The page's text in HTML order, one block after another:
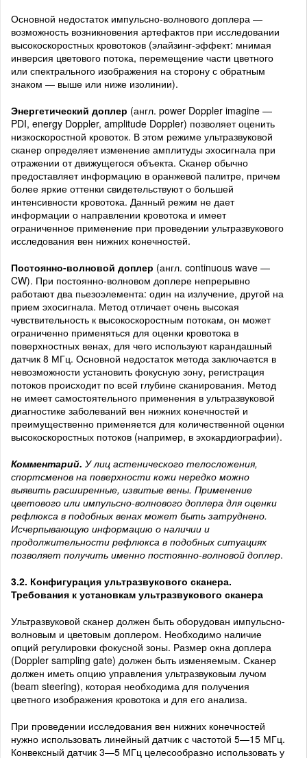
Основной недостаток импульсно-волнового доплера —
возможность возникновения артефактов при исследовании
высокоскоростных кровотоков (элайзинг-эффект: мнимая
инверсия цветового потока, перемещение части цветного
или спектрального изображения на сторону с обратным
знаком — выше или ниже изолинии).
Энергетический доплер (англ. power Doppler imagine —
PDI, energy Doppler, amplitude Doppler) позволяет оценить
низкоскоростной кровоток. В этом режиме ультразвуковой
сканер определяет изменение амплитуды эхосигнала при
отражении от движущегося объекта. Сканер обычно
предоставляет информацию в оранжевой палитре, причем
более яркие оттенки свидетельствуют о большей
интенсивности кровотока. Данный режим не дает
информации о направлении кровотока и имеет
ограниченное применение при проведении ультразвукового
исследования вен нижних конечностей.
Постоянно-волновой доплер (англ. continuous wave —
CW). При постоянно-волновом доплере непрерывно
работают два пьезоэлемента: один на излучение, другой на
прием эхосигнала. Метод отличает очень высокая
чувствительность к высокоскоростным потокам, он может
ограниченно применяться для оценки кровотока в
поверхностных венах, для чего используют карандашный
датчик 8 МГц. Основной недостаток метода заключается в
невозможности установить фокусную зону, регистрация
потоков происходит по всей глубине сканирования. Метод
не имеет самостоятельного применения в ультразвуковой
диагностике заболеваний вен нижних конечностей и
преимущественно применяется для количественной оценки
высокоскоростных потоков (например, в эхокардиографии).
Комментарий. У лиц астенического телосложения,
спортсменов на поверхности кожи нередко можно
выявить расширенные, извитые вены. Применение
цветового или импульсно-волнового доплера для оценки
рефлюкса в подобных венах может быть затруднено.
Исчерпывающую информацию о наличии и
продолжительности рефлюкса в подобных ситуациях
позволяет получить именно постоянно-волновой доплер.
3.2. Конфигурация ультразвукового сканера.
Требования к установкам ультразвукового сканера
Ультразвуковой сканер должен быть оборудован импульсно-
волновым и цветовым доплером. Необходимо наличие
опций регулировки фокусной зоны. Размер окна доплера
(Doppler sampling gate) должен быть изменяемым. Сканер
должен иметь опцию управления ультразвуковым лучом
(beam steering), которая необходима для получения
цветного изображения кровотока и для его анализа.
При проведении исследования вен нижних конечностей
нужно использовать линейный датчик с частотой 5—15 МГц.
Конвексный датчик 3—5 МГц целесообразно использовать у